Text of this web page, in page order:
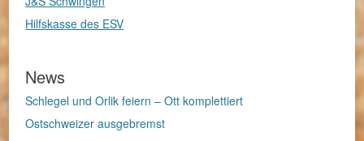
Hilfskasse des ESV
News
Schlegel und Orlik feiern – Ott komplettiert
Ostschweizer ausgebremst